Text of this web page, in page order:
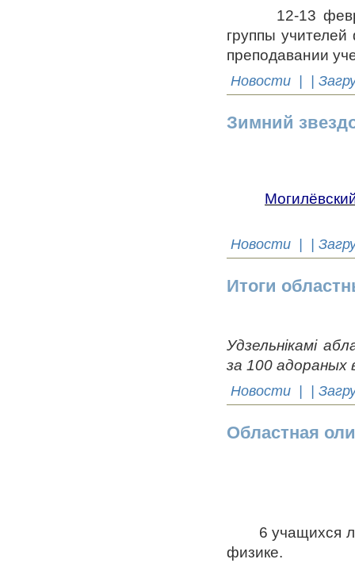
12-13
группы
преподавании
Новости | |
Зимний
Новости | |
Итоги
Удзельнікамі
за 100 адораных
Новости | |
Областная
6 учащихся
физике.